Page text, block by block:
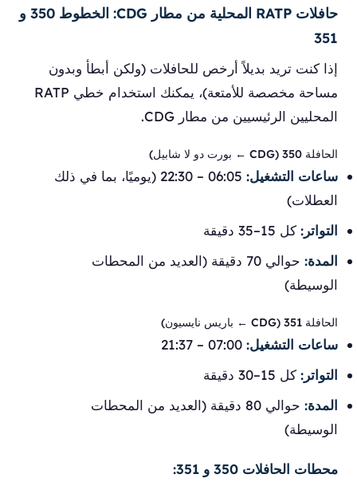
حافلات RATP المحلية من مطار CDG: الخطوط 350 و
351
إذا كنت تريد بديلاً أرخص للحافلات (ولكن أبطأ وبدون
مساحة مخصصة للأمتعة)، يمكنك استخدام خطي RATP
المحليين الرئيسيين من مطار CDG.
الحافلة 350 (CDG ← بورت دو لا شابيل)
ساعات التشغيل:
06:05 – 22:30 (يوميًا، بما في ذلك
العطلات)
التواتر: كل 15–35 دقيقة
المدة:
حوالي 70 دقيقة (العديد من المحطات
الوسيطة)
الحافلة 351 (CDG ← باريس نايسيون)
ساعات التشغيل:
التواتر: كل 15–30 دقيقة
المدة:
حوالي 80 دقيقة (العديد من المحطات
الوسيطة)
محطات الحافلات 350 و 351: